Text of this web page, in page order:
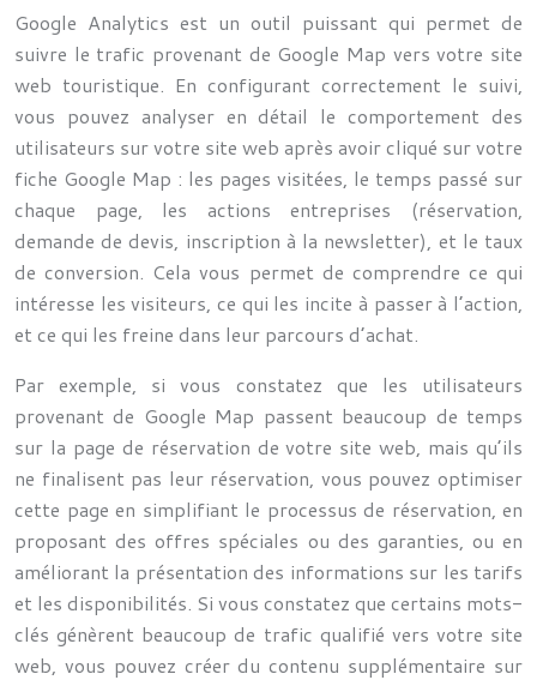
Google Analytics est un outil puissant qui permet de
suivre le trafic provenant de Google Map vers votre site
web touristique. En configurant correctement le suivi,
vous pouvez analyser en détail le comportement des
utilisateurs sur votre site web après avoir cliqué sur votre
fiche Google Map : les pages visitées, le temps passé sur
chaque page, les actions entreprises (réservation,
demande de devis, inscription à la newsletter), et le taux
de conversion. Cela vous permet de comprendre ce qui
intéresse les visiteurs, ce qui les incite à passer à l’action,
et ce qui les freine dans leur parcours d’achat.
Par exemple, si vous constatez que les utilisateurs
provenant de Google Map passent beaucoup de temps
sur la page de réservation de votre site web, mais qu’ils
ne finalisent pas leur réservation, vous pouvez optimiser
cette page en simplifiant le processus de réservation, en
proposant des offres spéciales ou des garanties, ou en
améliorant la présentation des informations sur les tarifs
et les disponibilités. Si vous constatez que certains mots-
clés génèrent beaucoup de trafic qualifié vers votre site
web, vous pouvez créer du contenu supplémentaire sur